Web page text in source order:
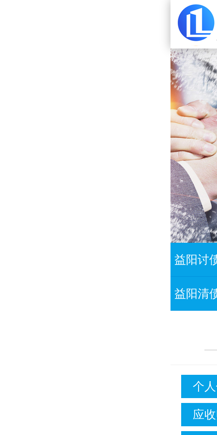
益阳讨
益阳清
个
应